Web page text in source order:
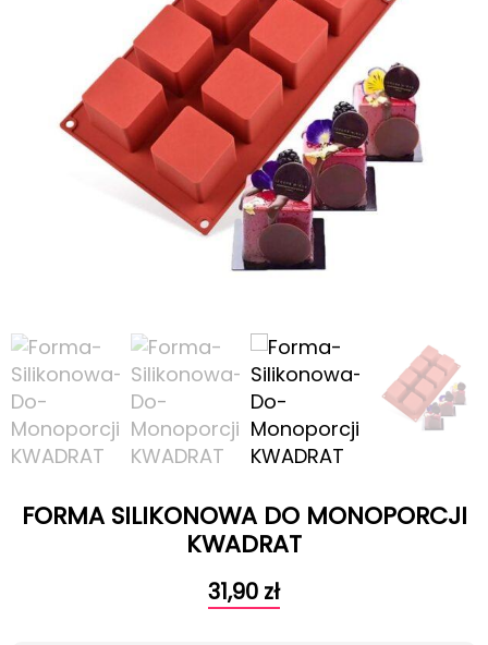
FORMA SILIKONOWA DO MONOPORCJI
KWADRAT
31,90 zł